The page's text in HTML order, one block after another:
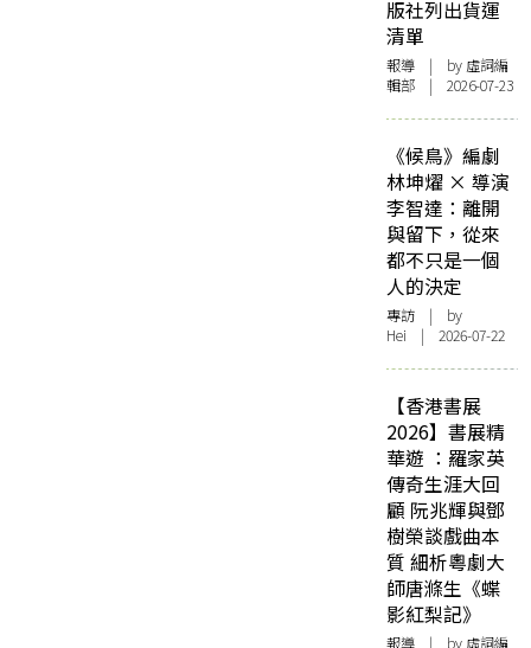
版社列出貨運
清單
報導 | by 虛詞編
輯部 | 2026-07-23
《候鳥》編劇
林坤燿 × 導演
李智達：離開
與留下，從來
都不只是一個
人的決定
專訪 | by
Hei | 2026-07-22
【香港書展
2026】書展精
華遊 ：羅家英
傳奇生涯大回
顧 阮兆輝與鄧
樹榮談戲曲本
質 細析粵劇大
師唐滌生《蝶
影紅梨記》